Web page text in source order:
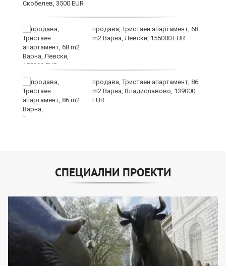
продава, Тристаен апартамент, 68
m2 Варна, Левски, 155000 EUR
продава, Тристаен апартамент, 86
m2 Варна, Владиславово, 139000
EUR
СПЕЦИАЛНИ ПРОЕКТИ